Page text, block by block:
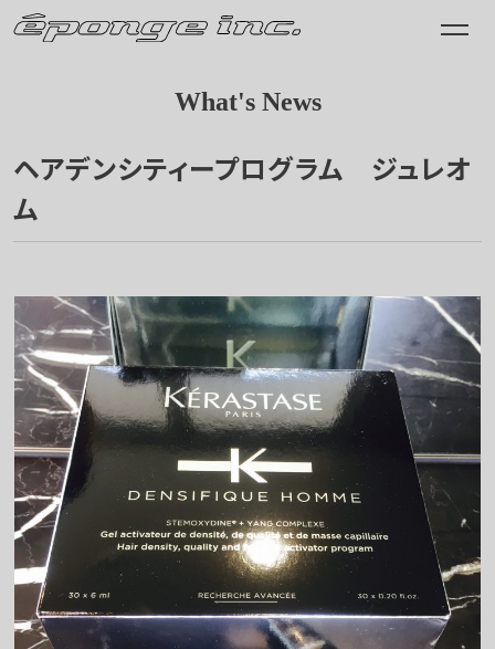
What's News
ヘアデンシティープログラム ジュレオ
ム